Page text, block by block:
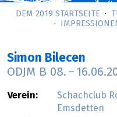
DEM 2019 STARTSEITE
Simon Bilecen
ODJM B 08. –
Verein:
Schachclub
Emsdetten